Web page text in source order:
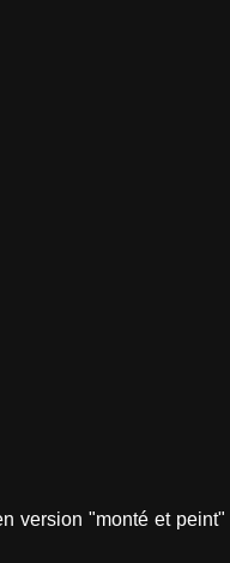
version "monté et